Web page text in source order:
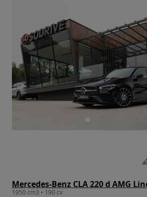
Mercedes-Benz CLA 220 d AMG
1950 cm3 • 190 cv